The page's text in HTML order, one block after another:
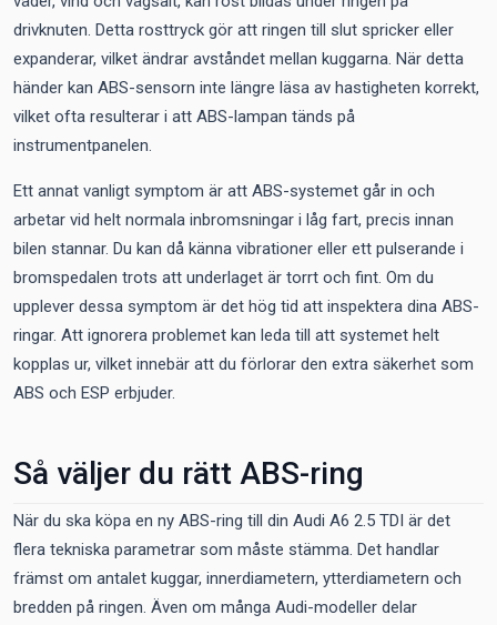
drivknuten. Detta rosttryck gör att ringen till slut spricker eller
expanderar, vilket ändrar avståndet mellan kuggarna. När detta
händer kan ABS-sensorn inte längre läsa av hastigheten korrekt,
vilket ofta resulterar i att ABS-lampan tänds på
instrumentpanelen.
Ett annat vanligt symptom är att ABS-systemet går in och
arbetar vid helt normala inbromsningar i låg fart, precis innan
bilen stannar. Du kan då känna vibrationer eller ett pulserande i
bromspedalen trots att underlaget är torrt och fint. Om du
upplever dessa symptom är det hög tid att inspektera dina ABS-
ringar. Att ignorera problemet kan leda till att systemet helt
kopplas ur, vilket innebär att du förlorar den extra säkerhet som
ABS och ESP erbjuder.
Så väljer du rätt ABS-ring
När du ska köpa en ny ABS-ring till din Audi A6 2.5 TDI är det
flera tekniska parametrar som måste stämma. Det handlar
främst om antalet kuggar, innerdiametern, ytterdiametern och
bredden på ringen. Även om många Audi-modeller delar